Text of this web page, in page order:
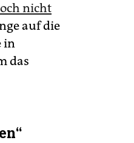
nicht
auf die
in
das